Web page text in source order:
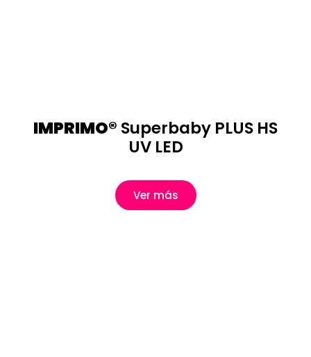
IMPRIMO® Superbaby PLUS HS
UV LED
Ver más